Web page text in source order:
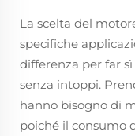
La scelta del
specifiche
differenza per far
senza intoppi.
hanno bisogno di
poiché il consumo